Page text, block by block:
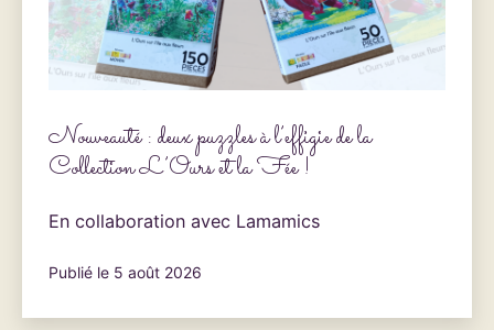
Nouveauté : deux puzzles à l’effigie de la
Collection L’Ours et la Fée !
En collaboration avec Lamamics
Publié le 5 août 2026